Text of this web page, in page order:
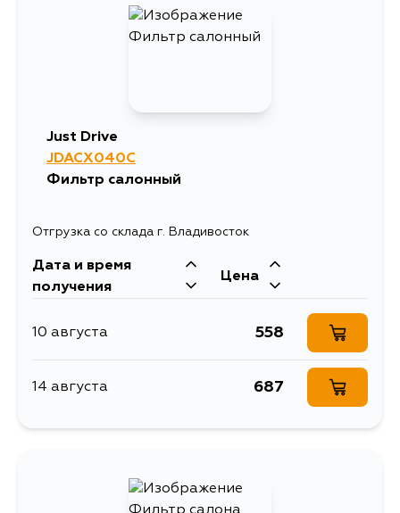
Just Drive
JDACX040C
Фильтр салонный
Отгрузка со склада г. Владивосток
Дата и время
получения
Цена
10 августа 558
14 августа 687